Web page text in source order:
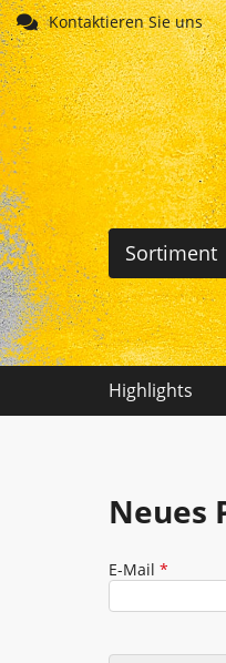
Direkt zum Inhalt
Highlights
Kontaktieren Sie uns
Jetzt anmelden!
Sortiment
Neues
Neues
E-Mail *